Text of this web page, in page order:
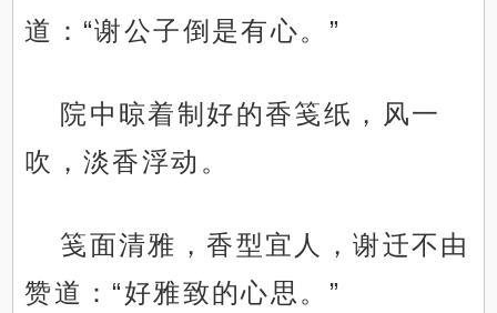
道：“谢公子倒是有心。”
院中晾着制好的香笺纸，风一
吹，淡香浮动。
笺面清雅，香型宜人，谢迁不由
赞道：“好雅致的心思。”